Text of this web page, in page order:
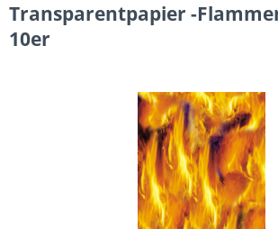
Transparentpapier -
10er